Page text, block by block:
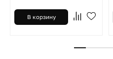
В корзину